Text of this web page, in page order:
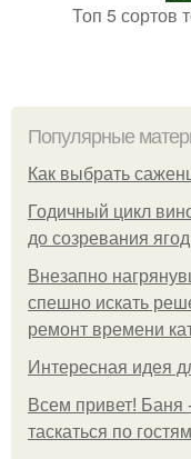
Топ 5 сортов
Популярные
Как выбрать
Годичный цикл
до созревания ягод
Внезапно
спешно искать
ремонт времени
Интересная идея
Всем привет! Баня
таскаться по